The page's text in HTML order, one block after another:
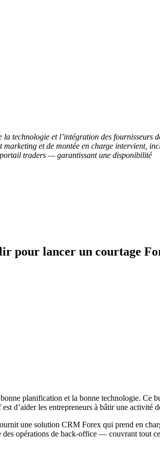
technologie et l’intégration des fournisseurs
et de montée en charge intervient,
traders — garantissant une disponibilité
pour lancer un courtage
planification et la bonne technologie.
d’aider les entrepreneurs à bâtir une
une solution CRM Forex qui prend en
opérations de back-office — couvrant tout